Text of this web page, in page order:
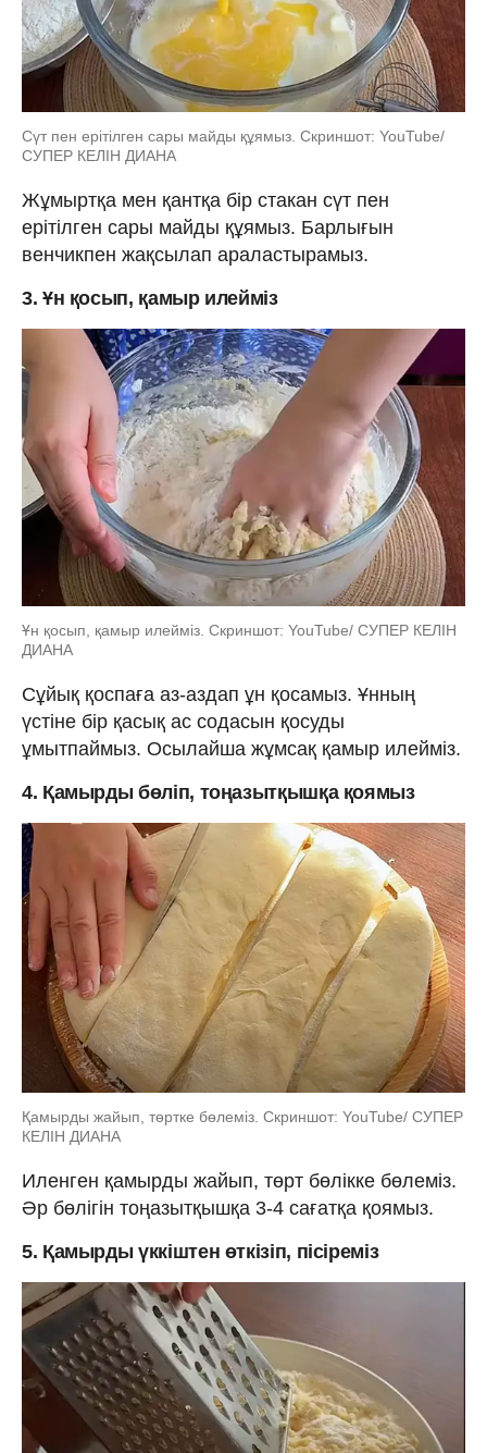
Сүт пен ерітілген сары майды құямыз. Скриншот: YouTube/
СУПЕР КЕЛІН ДИАНА
Жұмыртқа мен қантқа бір стакан сүт пен
ерітілген сары майды құямыз. Барлығын
венчикпен жақсылап араластырамыз.
3. Ұн қосып, қамыр илейміз
Ұн қосып, қамыр илейміз. Скриншот: YouTube/ СУПЕР КЕЛІН
ДИАНА
Сұйық қоспаға аз-аздап ұн қосамыз. Ұнның
үстіне бір қасық ас содасын қосуды
ұмытпаймыз. Осылайша жұмсақ қамыр илейміз.
4. Қамырды бөліп, тоңазытқышқа қоямыз
Қамырды жайып, төртке бөлеміз. Скриншот: YouTube/ СУПЕР
КЕЛІН ДИАНА
Иленген қамырды жайып, төрт бөлікке бөлеміз.
Әр бөлігін тоңазытқышқа 3-4 сағатқа қоямыз.
5. Қамырды үккіштен өткізіп, пісіреміз